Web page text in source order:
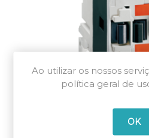
Bobine DC
Ao utilizar os nossos
política geral de
OK